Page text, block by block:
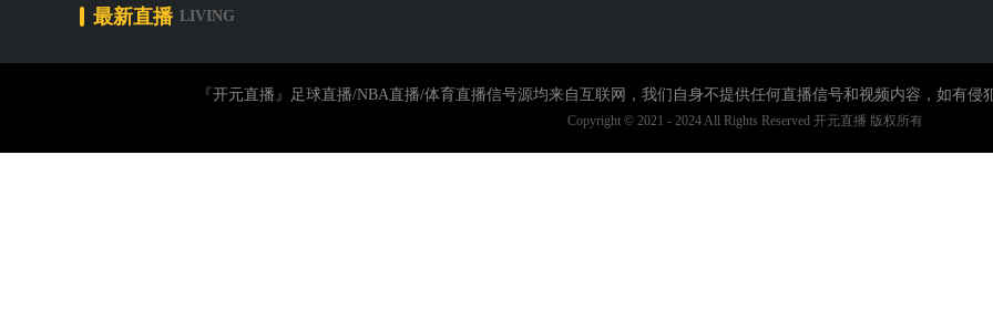
最新直播 LIVING
『开元直播』足球直播/NBA直播/体育直播信号源均来自互联网，我们自身不提供任何直播信号和视频内容，如有
Copyright © 2021 - 2024 All Rights Reserved 开元直播 版权所有